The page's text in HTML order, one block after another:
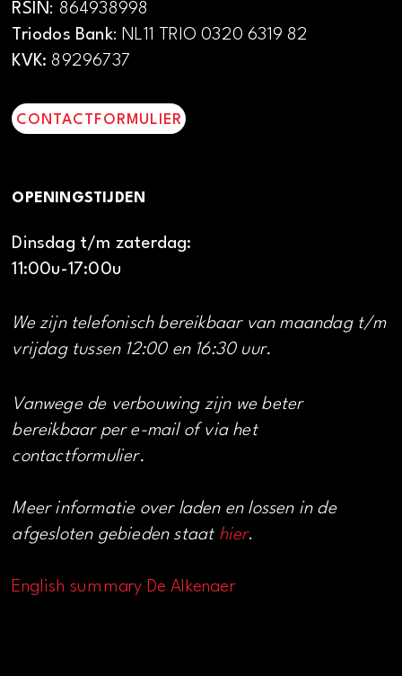
RSIN: 864938998
Triodos Bank: NL11 TRIO 0320 6319 82
KVK: 89296737
CONTACTFORMULIER
OPENINGSTIJDEN
Dinsdag t/m zaterdag:
11:00u-17:00u
We zijn telefonisch bereikbaar van maandag t/m
vrijdag tussen 12:00 en 16:30 uur.
Vanwege de verbouwing zijn we beter
bereikbaar per e-mail of via het
contactformulier.
Meer informatie over laden en lossen in de
afgesloten gebieden staat hier.
English summary De Alkenaer